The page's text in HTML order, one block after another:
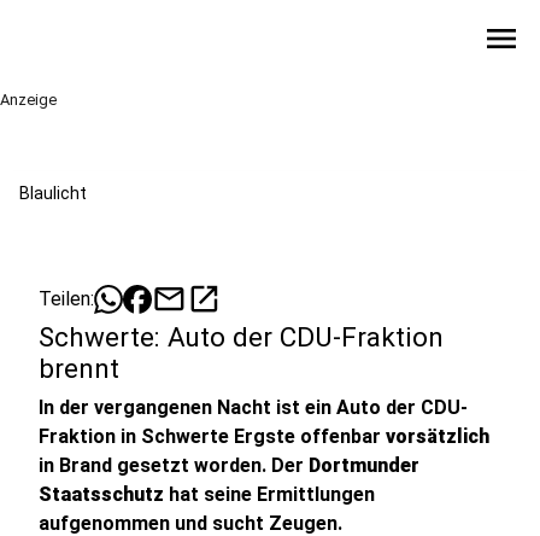
menu
Anzeige
Blaulicht
Teilen: mailopen_in_new
Schwerte: Auto der CDU-Fraktion
brennt
In der vergangenen Nacht ist ein Auto der CDU-
Fraktion in Schwerte Ergste offenbar vorsätzlich
in Brand gesetzt worden. Der Dortmunder
Staatsschutz hat seine Ermittlungen
aufgenommen und sucht Zeugen.